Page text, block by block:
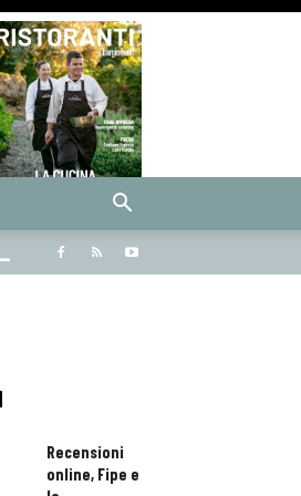
dolcegiornale
Recensioni
online, Fipe e